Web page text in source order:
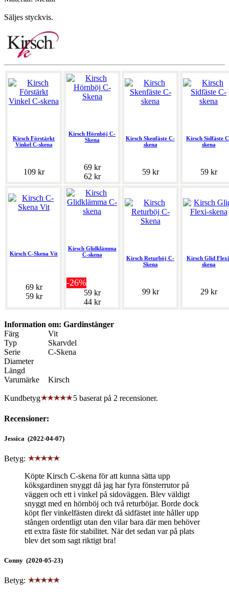
Säljes styckvis.
Kirsch Förstärkt
Vinkel C-skena
109 kr
Kirsch Hörnböj C-
Skena
69 kr
62 kr
Kirsch Skenfäste C-
skena
59 kr
Kirsch Sidfäste
skena
59 kr
Kirsch C-Skena Vit
69 kr
59 kr
Kirsch Glidklämma
C-skena
-26%
59 kr
44 kr
Kirsch Returböj C-
Skena
99 kr
Kirsch Glid
skena
29 kr
Information om: Gardinstänger
Färg
Vit
Typ
Skarvdel
Serie
C-Skena
Diameter
Längd
Varumärke
Kirsch
Kundbetyg 5 baserat på 2 recensioner.
Recensioner:
Jessica (2022-04-07)
Betyg:
Köpte Kirsch C-skena för att kunna sätta upp
köksgardinen snyggt då jag har fyra fönsterrutor på
väggen och ett i vinkel på sidoväggen. Blev väldigt
snyggt med en hörnböj och två returböjar. Borde dock
köpt fler vinkelfästen direkt då sidfästet inte håller upp
stången ordentligt utan den vilar bara där men behöver
ett extra fäste för stabilitet. När det sedan var på plats
blev det som sagt riktigt bra!
Conny (2020-05-23)
Betyg: